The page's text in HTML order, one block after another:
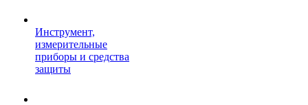
Инструмент,
измерительные
приборы и средства
защиты